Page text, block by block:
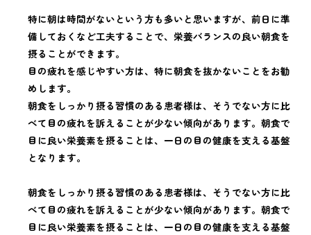
特に朝は時間がないという方も多いと思いますが、前日に準
備しておくなど工夫することで、栄養バランスの良い朝食を
摂ることができます。
目の疲れを感じやすい方は、特に朝食を抜かないことをお勧
めします。
朝食をしっかり摂る習慣のある患者様は、そうでない方に比
べて目の疲れを訴えることが少ない傾向があります。朝食で
目に良い栄養素を摂ることは、一日の目の健康を支える基盤
となります。
朝食をしっかり摂る習慣のある患者様は、そうでない方に比
べて目の疲れを訴えることが少ない傾向があります。朝食で
目に良い栄養素を摂ることは、一日の目の健康を支える基盤